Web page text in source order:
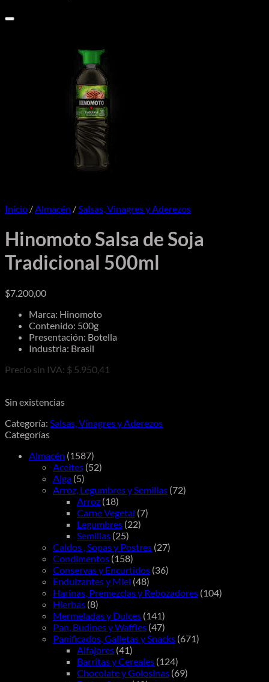
Inicio /Almacén /Salsas, Vinagres y Aderezos
Hinomoto Salsa de Soja
Tradicional 500ml
$7.200,00
Marca: Hinomoto
Contenido: 500g
Presentación: Botella
Industria: Brasil
Precio sin IVA: $ 5.950,41
Sin existencias
Categoría: Salsas, Vinagres y Aderezos
Categorías
Almacén (1587)
Aceites (52)
Alga (5)
Arroz, Legumbres y Semillas (72)
Arroz (18)
Carne Vegetal (7)
Legumbres (22)
Semillas (25)
Caldos , Sopas y Postres (27)
Condimentos (158)
Conservas y Encurtidos (36)
Endulzantes y Miel (48)
Harinas, Premezclas y Rebozadores (104)
Hierbas (8)
Mermeladas y Dulces (141)
Pan, Budines y Waffles (47)
Panificados, Galletas y Snacks (671)
Alfajores (41)
Barritas y Cereales (124)
Chocolate y Golosinas (69)